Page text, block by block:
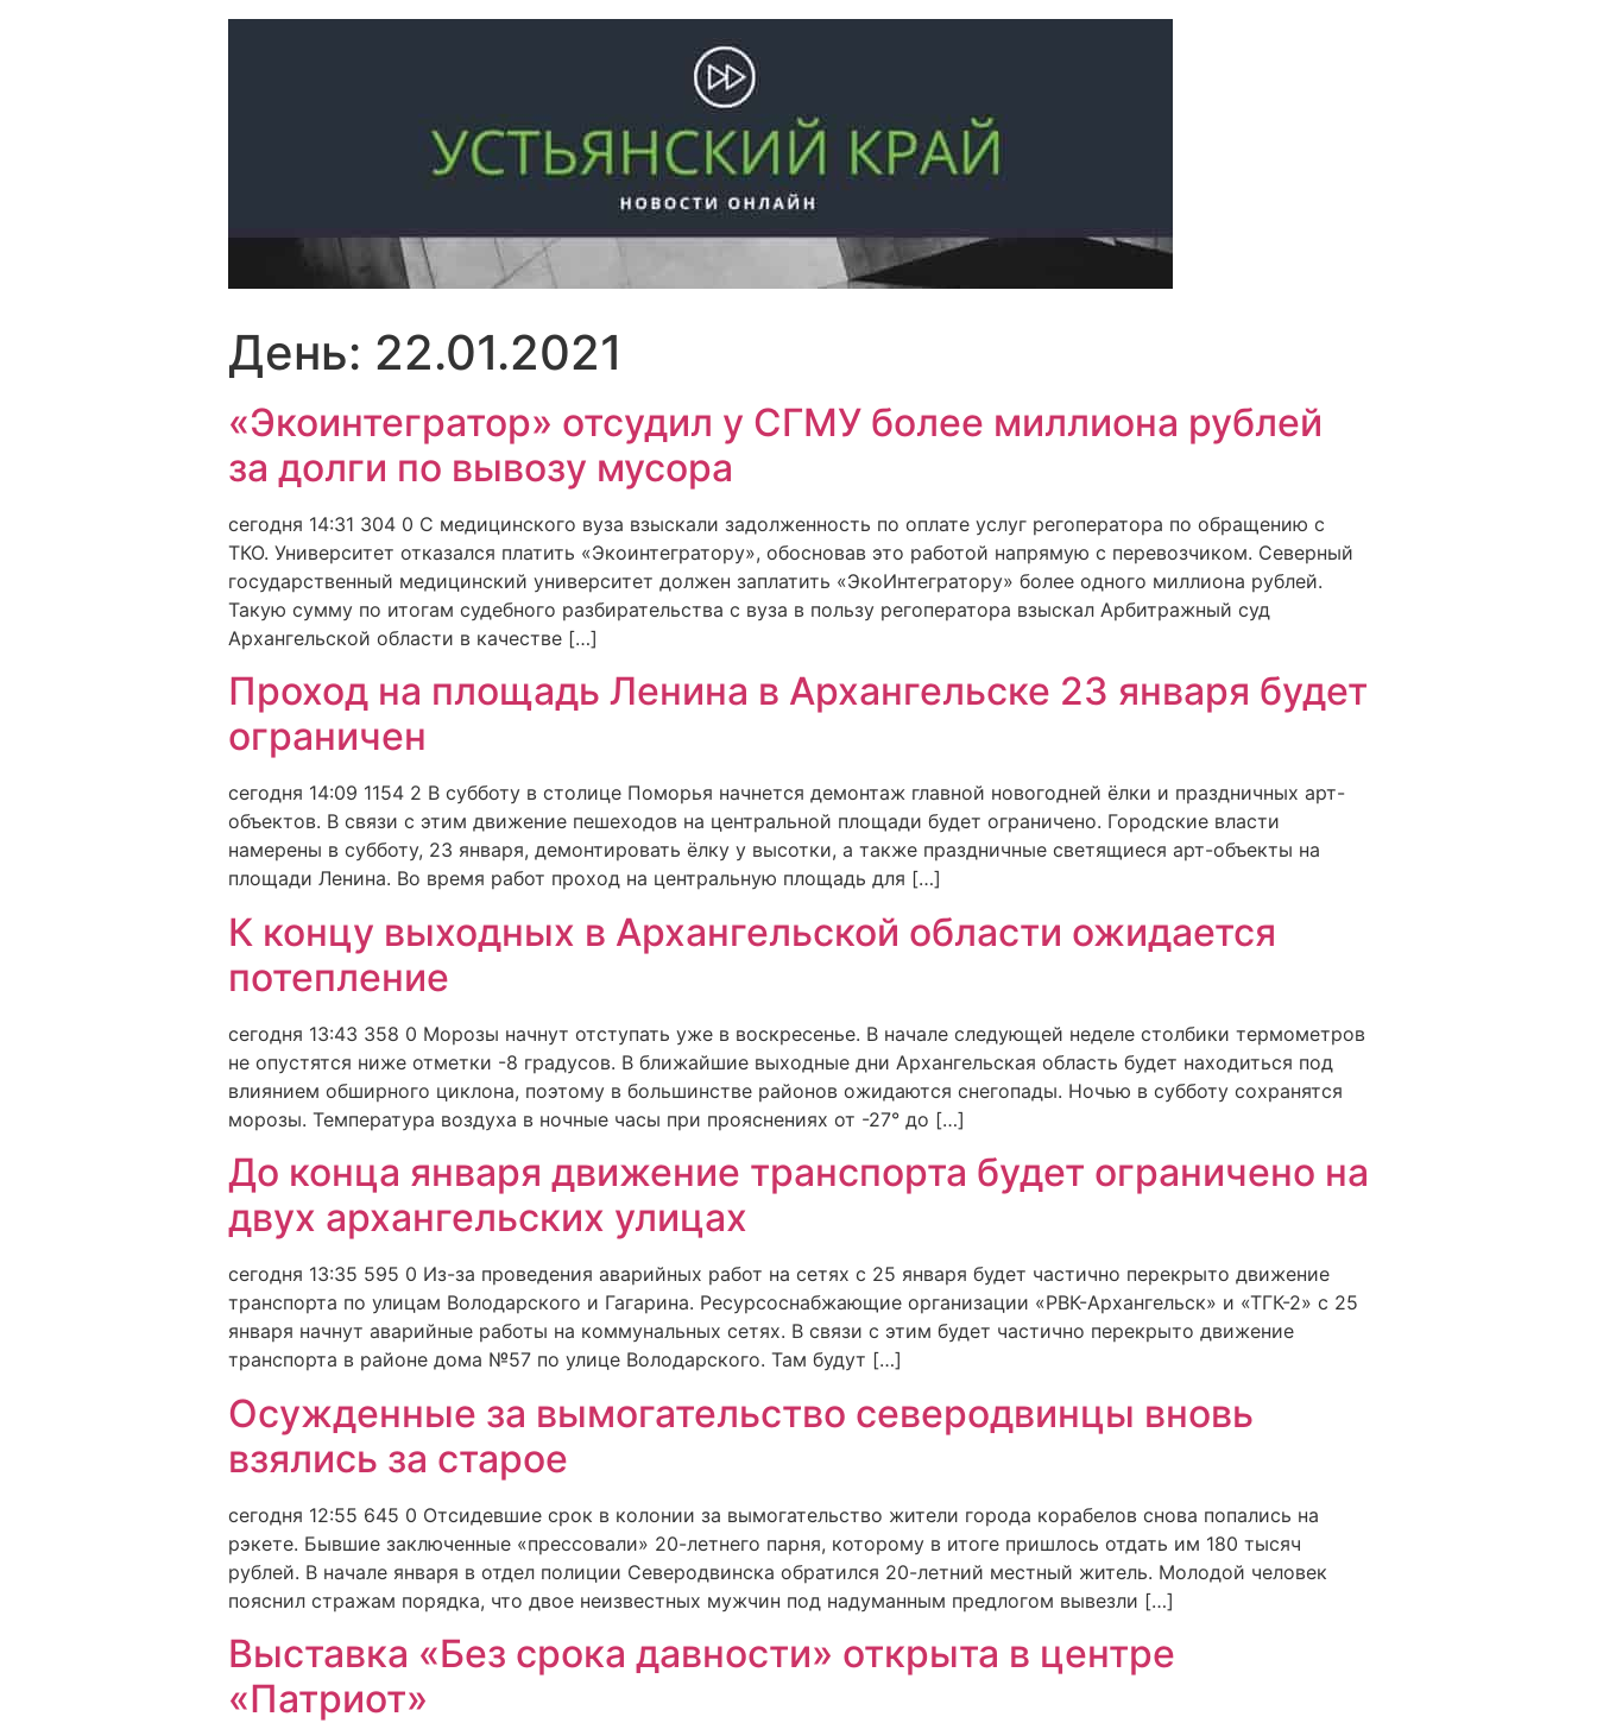
День: 22.01.2021
«Экоинтегратор» отсудил у СГМУ более миллиона рублей
за долги по вывозу мусора
сегодня 14:31 304 0 С медицинского вуза взыскали задолженность по оплате услуг регоператора по обращению с
ТКО. Университет отказался платить «Экоинтегратору», обосновав это работой напрямую с перевозчиком. Северный
государственный медицинский университет должен заплатить «ЭкоИнтегратору» более одного миллиона рублей.
Такую сумму по итогам судебного разбирательства с вуза в пользу регоператора взыскал Арбитражный суд
Архангельской области в качестве […]
Проход на площадь Ленина в Архангельске 23 января будет
ограничен
сегодня 14:09 1154 2 В субботу в столице Поморья начнется демонтаж главной новогодней ёлки и праздничных арт-
объектов. В связи с этим движение пешеходов на центральной площади будет ограничено. Городские власти
намерены в субботу, 23 января, демонтировать ёлку у высотки, а также праздничные светящиеся арт-объекты на
площади Ленина. Во время работ проход на центральную площадь для […]
К концу выходных в Архангельской области ожидается
потепление
сегодня 13:43 358 0 Морозы начнут отступать уже в воскресенье. В начале следующей неделе столбики термометров
не опустятся ниже отметки -8 градусов. В ближайшие выходные дни Архангельская область будет находиться под
влиянием обширного циклона, поэтому в большинстве районов ожидаются снегопады. Ночью в субботу сохранятся
морозы. Температура воздуха в ночные часы при прояснениях от -27° до […]
До конца января движение транспорта будет ограничено на
двух архангельских улицах
сегодня 13:35 595 0 Из-за проведения аварийных работ на сетях с 25 января будет частично перекрыто движение
транспорта по улицам Володарского и Гагарина. Ресурсоснабжающие организации «РВК-Архангельск» и «ТГК-2» с 25
января начнут аварийные работы на коммунальных сетях. В связи с этим будет частично перекрыто движение
транспорта в районе дома №57 по улице Володарского. Там будут […]
Осужденные за вымогательство северодвинцы вновь
взялись за старое
сегодня 12:55 645 0 Отсидевшие срок в колонии за вымогательство жители города корабелов снова попались на
рэкете. Бывшие заключенные «прессовали» 20-летнего парня, которому в итоге пришлось отдать им 180 тысяч
рублей. В начале января в отдел полиции Северодвинска обратился 20-летний местный житель. Молодой человек
пояснил стражам порядка, что двое неизвестных мужчин под надуманным предлогом вывезли […]
Выставка «Без срока давности» открыта в центре
«Патриот»